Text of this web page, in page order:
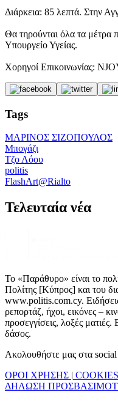
Διάρκεια: 85 λεπτά. Στην
Θα τηρούνται όλα τα μέτρα
Υπουργείο Υγείας.
Χορηγοί Επικοινωνίας:
Tags
ΜΑΡΙΝΟΣ ΣΙΖΟΠΟΥΛΟΣ
Μπογάζι
Τζο Λόου
politis
FlashArt@Rialto
Τελευταία νέα
Το «Παράθυρο» είναι το
Πολίτης [Κύπρος] και του
www.politis.com.cy.
ρεπορτάζ, ήχοι, εικόνες –
προσεγγίσεις, λοξές
δάσος.
Ακολουθήστε μας στα social
ΟΡΟΙ ΧΡΗΣΗΣ | COOKIES
ΔΗΛΩΣΗ